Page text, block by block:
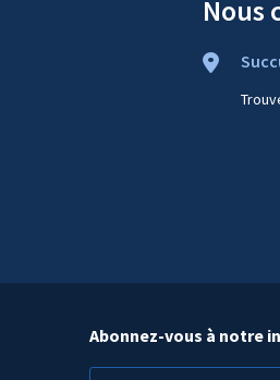
Nous
Abonnez-vous à notre